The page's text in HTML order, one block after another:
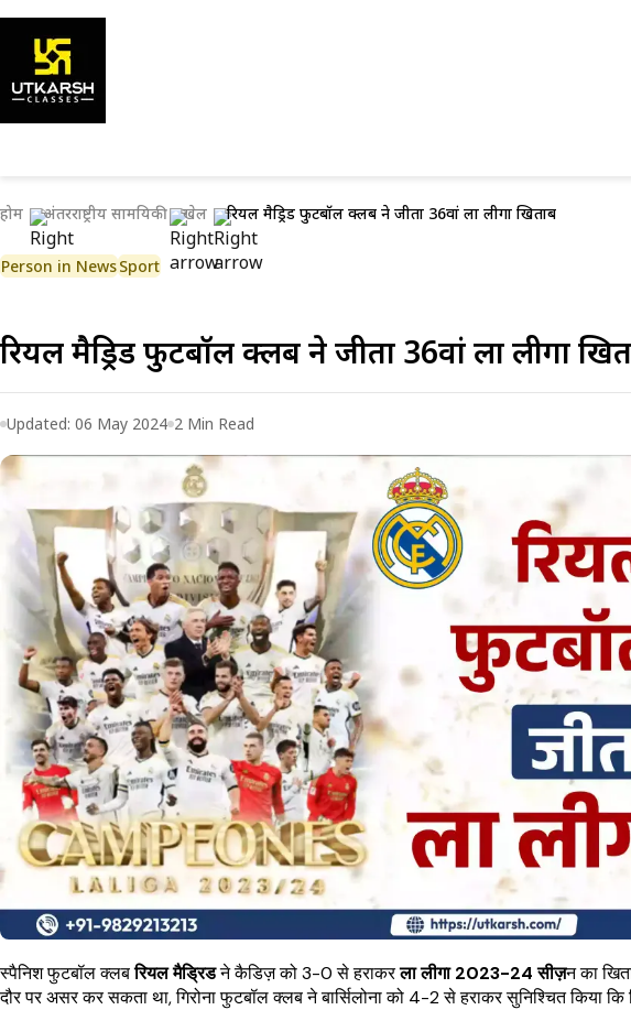
होम अंतरराष्ट्रीय सामयिकी खेल रियल मैड्रिड फुटबॉल क्लब ने जीता 36वां ला लीगा खिताब
Person in NewsSport
रियल मैड्रिड फुटबॉल क्लब ने जीता 36वां ला लीगा
Updated: 06 May 2024 2 Min Read
स्पैनिश फुटबॉल क्लबरियल मैड्रिडने कैडिज़ को 3-0 से हराकरला लीगा 2023-24 सीज़न का
दौर पर असर कर सकता था, गिरोना फुटबॉल क्लब ने बार्सिलोना को 4-2 से हराकर सुनिश्चित किया कि